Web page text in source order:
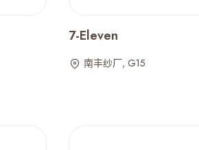
7-Eleven
南丰纱厂, G15